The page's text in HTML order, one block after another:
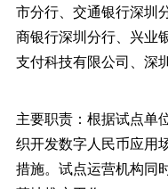
市分行、交通银行深圳
商银行深圳分行、兴业
支付科技有限公司、深
主要职责：根据试点单
织开发数字人民币应用
措施。试点运营机构同